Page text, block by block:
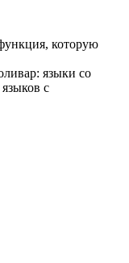
которую
языки со
с